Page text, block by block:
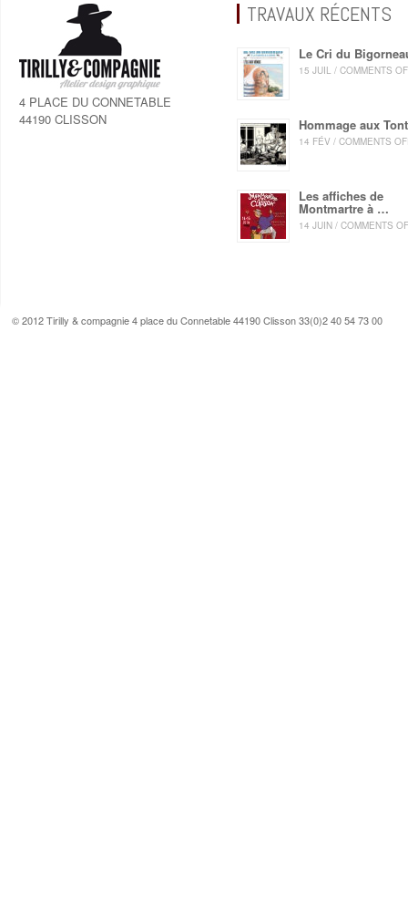
4 PLACE DU CONNETABLE
44190 CLISSON
TRAVAUX RÉCENTS
Le Cri du
15 JUIL / COMMENTS
Hommage aux
14 FÉV / COMMENTS
Les affiches de
Montmartre à …
14 JUIN / COMMENTS
© 2012 Tirilly & compagnie 4 place du Connetable 44190 Clisson 33(0)2 40 54 73 00